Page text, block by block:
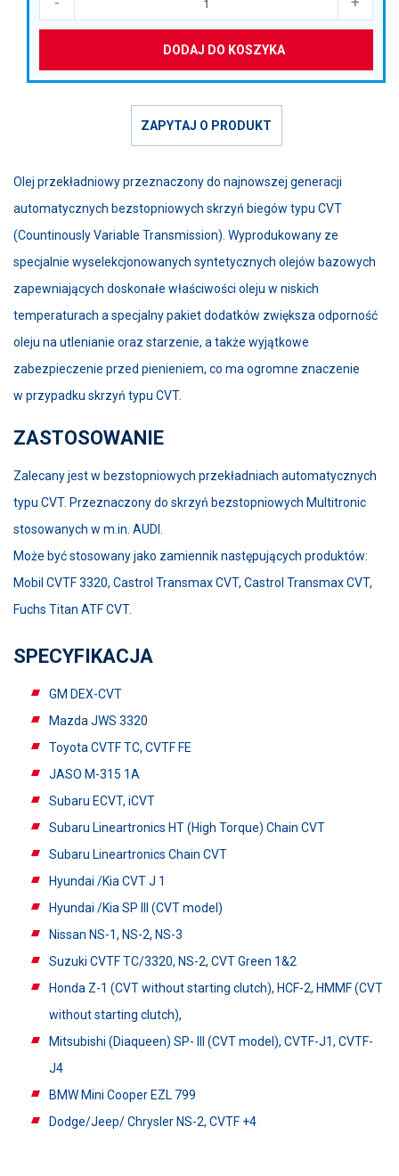
DODAJ DO KOSZYKA
ZAPYTAJ O PRODUKT
Olej przekładniowy przeznaczony do najnowszej generacji
automatycznych bezstopniowych skrzyń biegów typu CVT
(Countinously Variable Transmission). Wyprodukowany ze
specjalnie wyselekcjonowanych syntetycznych olejów bazowych
zapewniających doskonałe właściwości oleju w niskich
temperaturach a specjalny pakiet dodatków zwiększa odporność
oleju na utlenianie oraz starzenie, a także wyjątkowe
zabezpieczenie przed pienieniem, co ma ogromne znaczenie
w przypadku skrzyń typu CVT.
ZASTOSOWANIE
Zalecany jest w bezstopniowych przekładniach automatycznych
typu CVT. Przeznaczony do skrzyń bezstopniowych Multitronic
stosowanych w m.in. AUDI.
Może być stosowany jako zamiennik następujących produktów:
Mobil CVTF 3320, Castrol Transmax CVT, Castrol Transmax CVT,
Fuchs Titan ATF CVT.
SPECYFIKACJA
GM DEX-CVT
Mazda JWS 3320
Toyota CVTF TC, CVTF FE
JASO M-315 1A
Subaru ECVT, iCVT
Subaru Lineartronics HT (High Torque) Chain CVT
Subaru Lineartronics Chain CVT
Hyundai /Kia CVT J 1
Hyundai /Kia SP III (CVT model)
Nissan NS-1, NS-2, NS-3
Suzuki CVTF TC/3320, NS-2, CVT Green 1&2
Honda Z-1 (CVT without starting clutch), HCF-2, HMMF (CVT
without starting clutch),
Mitsubishi (Diaqueen) SP- III (CVT model), CVTF-J1, CVTF-
J4
BMW Mini Cooper EZL 799
Dodge/Jeep/ Chrysler NS-2, CVTF +4